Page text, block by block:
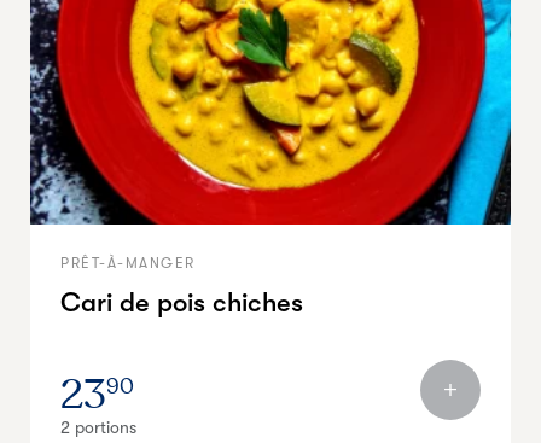
PRÊT-À-MANGER
Cari de pois chiches
2390
2 portions